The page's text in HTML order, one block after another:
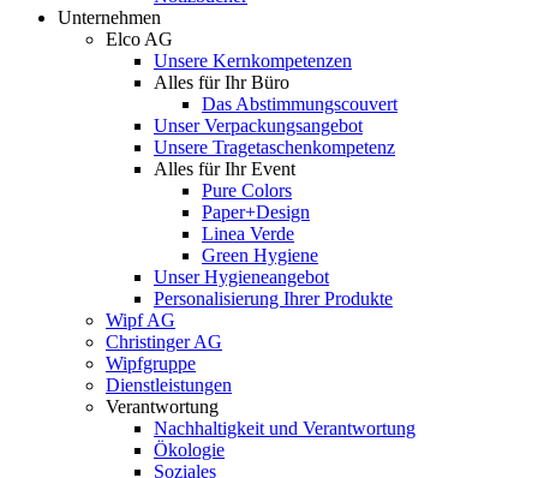
Unternehmen
Elco AG
Unsere Kernkompetenzen
Alles für Ihr Büro
Das Abstimmungscouvert
Unser Verpackungsangebot
Unsere Tragetaschenkompetenz
Alles für Ihr Event
Pure Colors
Paper+Design
Linea Verde
Green Hygiene
Unser Hygieneangebot
Personalisierung Ihrer Produkte
Wipf AG
Christinger AG
Wipfgruppe
Dienstleistungen
Verantwortung
Nachhaltigkeit und Verantwortung
Ökologie
Soziales